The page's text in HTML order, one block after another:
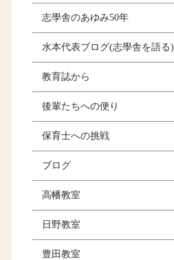
志學舎のあゆみ50年
水本代表ブログ(志學舎を語る)
教育誌から
後輩たちへの便り
保育士への挑戦
ブログ
高幡教室
日野教室
豊田教室